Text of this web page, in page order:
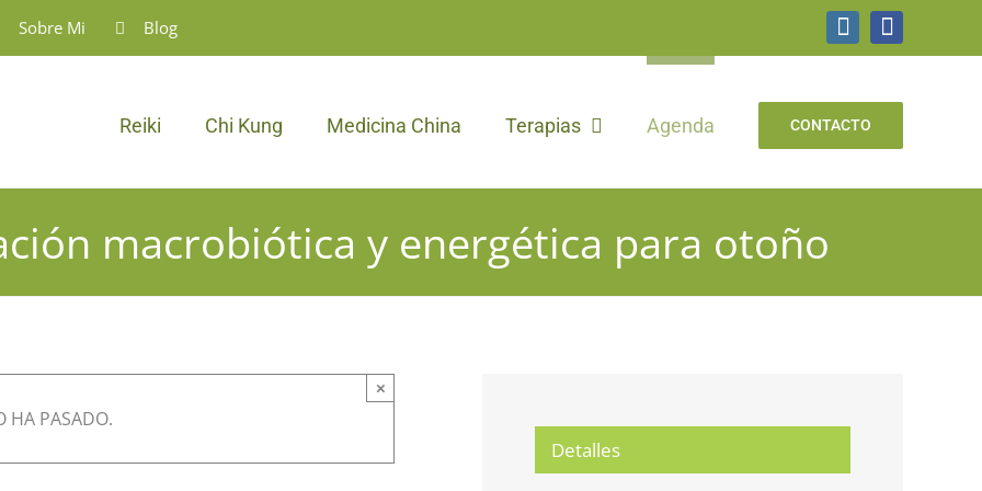
Sobre Mi Blog InstagramFacebook
Reiki Chi Kung Medicina China Terapias Agenda CONTACTO
macrobiótica y energética para otoño
HA PASADO.
×
Detalles